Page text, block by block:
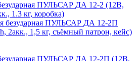
ПУЛЬСАР ДА 12-2 (12В,
1.3 кг, коробка)
ПУЛЬСАР ДА 12-2П (12В,